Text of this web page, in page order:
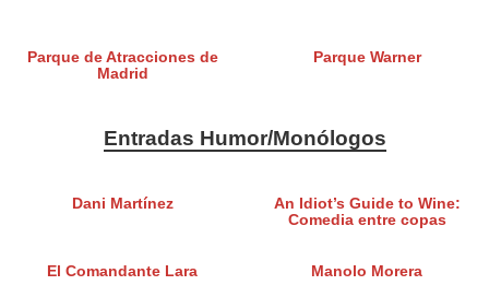
Parque de Atracciones de
Madrid
Parque Warner
Entradas Humor/Monólogos
Dani Martínez
An Idiot’s Guide to Wine:
Comedia entre copas
El Comandante Lara Manolo Morera